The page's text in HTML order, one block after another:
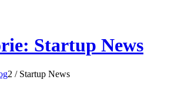
Startup News
2 / Startup News